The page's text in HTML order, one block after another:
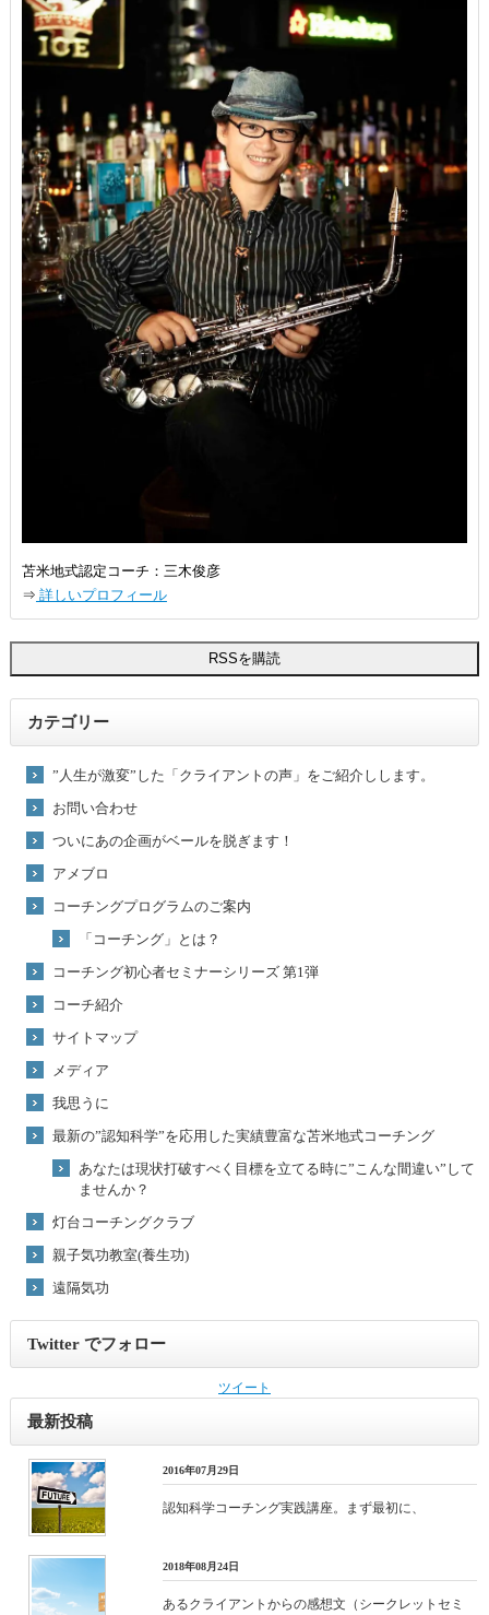
苫米地式認定コーチ：三木俊彦
⇒ 詳しいプロフィール
カテゴリー
”人生が激変”した「クライアントの声」をご紹介しします。
お問い合わせ
ついにあの企画がベールを脱ぎます！
アメブロ
コーチングプログラムのご案内
「コーチング」とは？
コーチング初心者セミナーシリーズ 第1弾
コーチ紹介
サイトマップ
メディア
我思うに
最新の”認知科学”を応用した実績豊富な苫米地式コーチング
あなたは現状打破すべく目標を立てる時に”こんな間違い”して
ませんか？
灯台コーチングクラブ
親子気功教室(養生功)
遠隔気功
Twitter でフォロー
ツイート
最新投稿
2016年07月29日
認知科学コーチング実践講座。まず最初に、
2018年08月24日
あるクライアントからの感想文（シークレットセミ